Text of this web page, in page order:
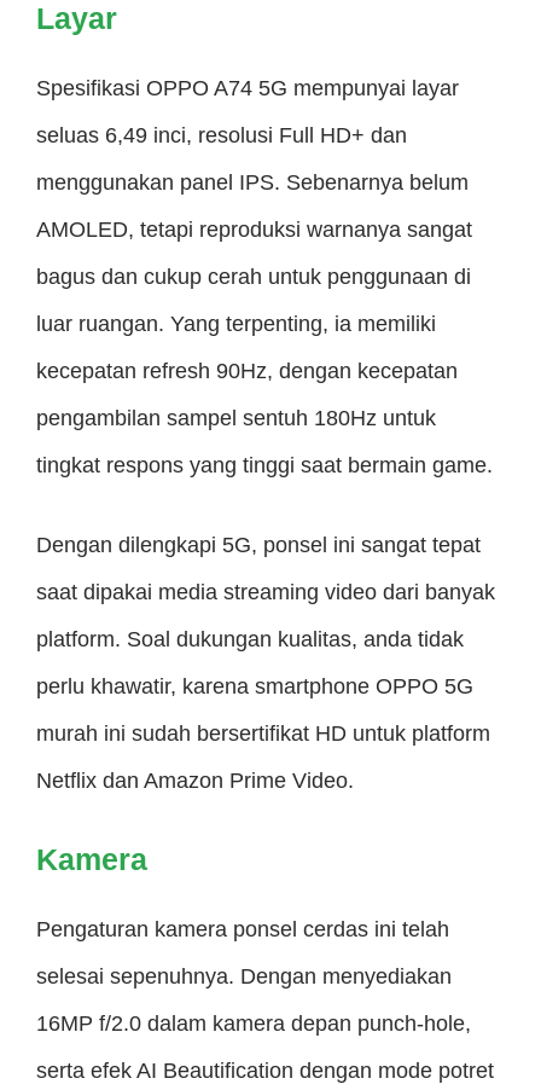
Layar
Spesifikasi OPPO A74 5G mempunyai layar
seluas 6,49 inci, resolusi Full HD+ dan
menggunakan panel IPS. Sebenarnya belum
AMOLED, tetapi reproduksi warnanya sangat
bagus dan cukup cerah untuk penggunaan di
luar ruangan. Yang terpenting, ia memiliki
kecepatan refresh 90Hz, dengan kecepatan
pengambilan sampel sentuh 180Hz untuk
tingkat respons yang tinggi saat bermain game.
Dengan dilengkapi 5G, ponsel ini sangat tepat
saat dipakai media streaming video dari banyak
platform. Soal dukungan kualitas, anda tidak
perlu khawatir, karena smartphone OPPO 5G
murah ini sudah bersertifikat HD untuk platform
Netflix dan Amazon Prime Video.
Kamera
Pengaturan kamera ponsel cerdas ini telah
selesai sepenuhnya. Dengan menyediakan
16MP f/2.0 dalam kamera depan punch-hole,
serta efek AI Beautification dengan mode potret